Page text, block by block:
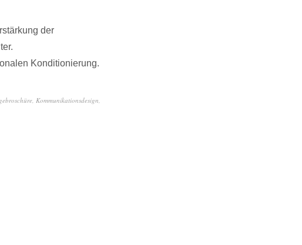
der
Konditionierung.
, Kommunikationsdesign,